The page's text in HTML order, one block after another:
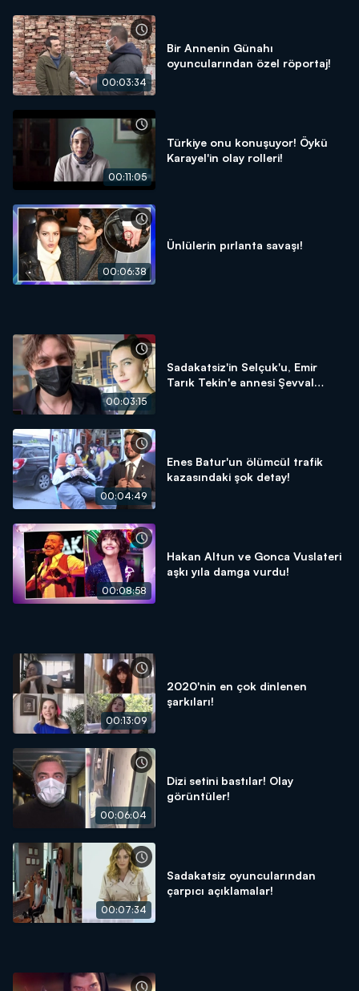
00:03:34
Bir Annenin Günahı
oyuncularından özel röportaj!
00:11:05
Türkiye onu konuşuyor! Öykü
Karayel'in olay rolleri!
00:06:38
Ünlülerin pırlanta savaşı!
00:03:15
Sadakatsiz'in Selçuk'u, Emir
Tarık Tekin'e annesi Şevval
00:04:49
Enes Batur'un ölümcül trafik
kazasındaki şok detay!
00:08:58
Hakan Altun ve Gonca Vuslateri
aşkı yıla damga vurdu!
00:13:09
2020'nin en çok dinlenen
şarkıları!
00:06:04
Dizi setini bastılar! Olay
görüntüler!
00:07:34
Sadakatsiz oyuncularından
çarpıcı açıklamalar!